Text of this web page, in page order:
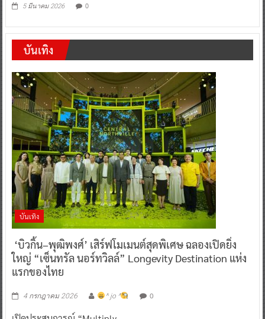
5 มีนาคม 2026 0
บันเทิง
บันเทิง
‘บิวกิ้น–พุฒิพงศ์’ เสิร์ฟโมเมนต์สุดพิเศษ ฉลองเปิดยิ่ง
ใหญ่ “เซ็นทรัล นอร์ทวิลล์” Longevity Destination แห่ง
แรกของไทย
4 กรกฎาคม 2026 ^ jo ^ 0